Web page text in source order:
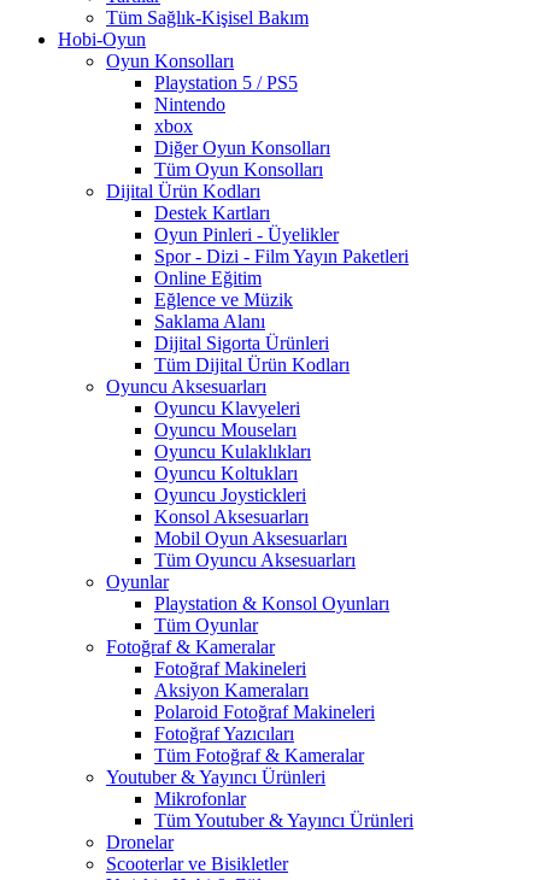
Tüm Sağlık-Kişisel Bakım
Hobi-Oyun
Oyun Konsolları
Playstation 5 / PS5
Nintendo
xbox
Diğer Oyun Konsolları
Tüm Oyun Konsolları
Dijital Ürün Kodları
Destek Kartları
Oyun Pinleri - Üyelikler
Spor - Dizi - Film Yayın Paketleri
Online Eğitim
Eğlence ve Müzik
Saklama Alanı
Dijital Sigorta Ürünleri
Tüm Dijital Ürün Kodları
Oyuncu Aksesuarları
Oyuncu Klavyeleri
Oyuncu Mouseları
Oyuncu Kulaklıkları
Oyuncu Koltukları
Oyuncu Joystickleri
Konsol Aksesuarları
Mobil Oyun Aksesuarları
Tüm Oyuncu Aksesuarları
Oyunlar
Playstation & Konsol Oyunları
Tüm Oyunlar
Fotoğraf & Kameralar
Fotoğraf Makineleri
Aksiyon Kameraları
Polaroid Fotoğraf Makineleri
Fotoğraf Yazıcıları
Tüm Fotoğraf & Kameralar
Youtuber & Yayıncı Ürünleri
Mikrofonlar
Tüm Youtuber & Yayıncı Ürünleri
Dronelar
Scooterlar ve Bisikletler